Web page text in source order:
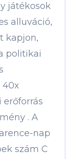
játékosok
alluváció,
kapjon,
politikai
40x
. A
nap
szám C